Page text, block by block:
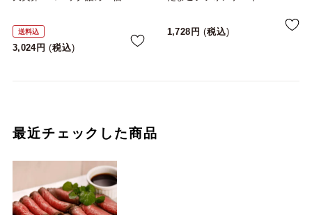
送料込
3,024 税込
1,728 税込
最近チェックした商品